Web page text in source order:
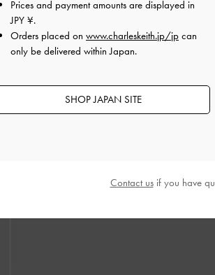
Prices and payment amounts are displayed in
JPY ¥.
Orders placed on www.charleskeith.jp/jp can
only be delivered within Japan.
SHOP JAPAN SITE
Contact usif you have